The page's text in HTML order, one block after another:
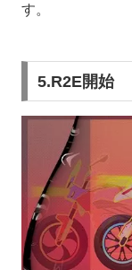
す。
5.R2E開始